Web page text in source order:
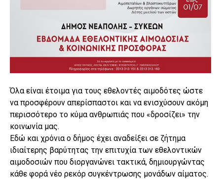
Όλα είναι έτοιμα για τους εθελοντές αιμοδότες ώστε
να προσφέρουν απερίσπαστοι και να ενισχύσουν ακόμη
περισσότερο το κύμα ανθρωπιάς που «δροσίζει» την
κοινωνία μας.
Εδώ και χρόνια ο δήμος έχει αναδείξει σε ζήτημα
ιδιαίτερης βαρύτητας την επιτυχία των εθελοντικών
αιμοδοσιών που διοργανώνει τακτικά, δημιουργώντας
κάθε φορά νέο ρεκόρ συγκέντρωσης μονάδων αίματος.